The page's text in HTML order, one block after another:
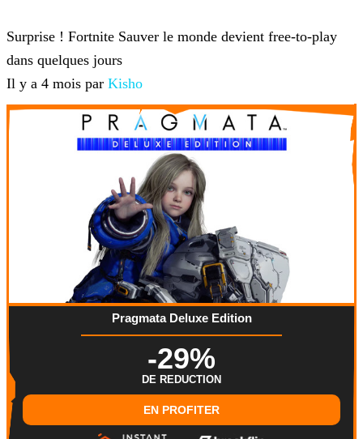
Surprise ! Fortnite Sauver le monde devient free-to-play
dans quelques jours
Il y a 4 mois par Kisho
Pragmata Deluxe Edition
-29%
DE REDUCTION
EN PROFITER